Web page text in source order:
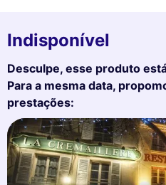
Indisponível
Desculpe, esse produto
Para a mesma data,
prestações: